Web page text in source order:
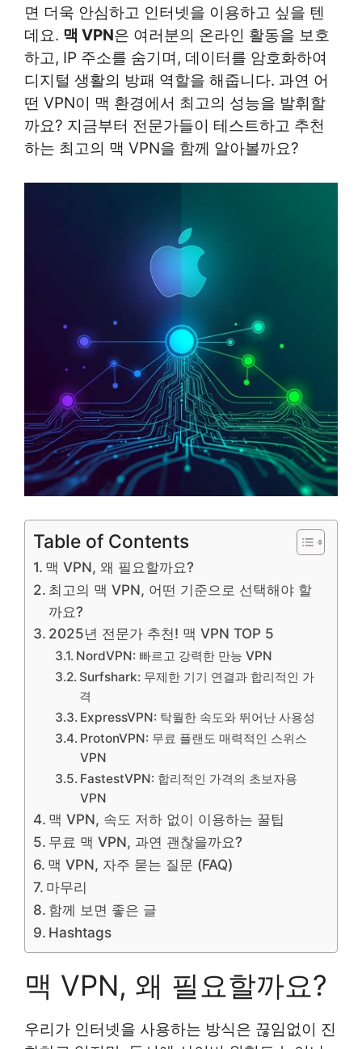
면 더욱 안심하고 인터넷을 이용하고 싶을 텐
데요. 맥 VPN은 여러분의 온라인 활동을 보호
하고, IP 주소를 숨기며, 데이터를 암호화하여
디지털 생활의 방패 역할을 해줍니다. 과연 어
떤 VPN이 맥 환경에서 최고의 성능을 발휘할
까요? 지금부터 전문가들이 테스트하고 추천
하는 최고의 맥 VPN을 함께 알아볼까요?
Table of Contents
맥 VPN, 왜 필요할까요?
최고의 맥 VPN, 어떤 기준으로 선택해야 할
까요?
2025년 전문가 추천! 맥 VPN TOP 5
NordVPN: 빠르고 강력한 만능 VPN
Surfshark: 무제한 기기 연결과 합리적인 가
격
ExpressVPN: 탁월한 속도와 뛰어난 사용성
ProtonVPN: 무료 플랜도 매력적인 스위스
VPN
FastestVPN: 합리적인 가격의 초보자용
VPN
맥 VPN, 속도 저하 없이 이용하는 꿀팁
무료 맥 VPN, 과연 괜찮을까요?
맥 VPN, 자주 묻는 질문 (FAQ)
마무리
함께 보면 좋은 글
Hashtags
맥 VPN, 왜 필요할까요?
우리가 인터넷을 사용하는 방식은 끊임없이 진